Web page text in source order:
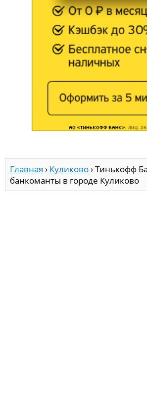
Главная › Куликово›Тинькофф
банкоманты в городе Куликово